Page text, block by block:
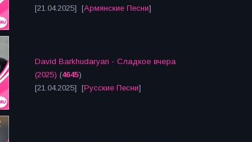
[21.04.2025] [Армянские Песни]
David Barkhudaryan - Сладкое вчера
(2025) (4645)
[21.04.2025] [Русские Песни]